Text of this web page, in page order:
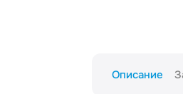
Описание